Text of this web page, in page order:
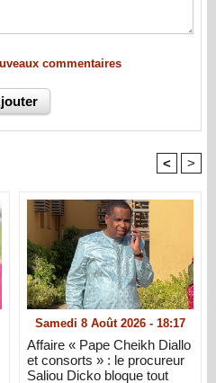
commentaires
< >
Samedi 8 Août 2026 - 18:17
Affaire « Pape Cheikh Diallo
et consorts » : le procureur
Saliou Dicko bloque tout